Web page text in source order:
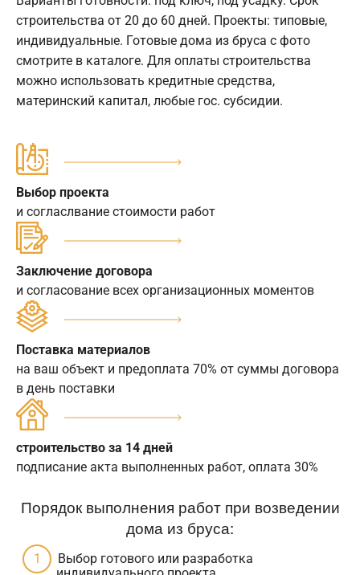
строительства от 20 до 60 дней. Проекты: типовые,
индивидуальные. Готовые дома из бруса с фото
смотрите в каталоге. Для оплаты строительства
можно использовать кредитные средства,
материнский капитал, любые гос. субсидии.
Выбор проекта
и согласлвание стоимости работ
Заключение договора
и согласование всех организационных моментов
Поставка материалов
на ваш объект и предоплата 70% от суммы договора
в день поставки
строительство за 14 дней
подписание акта выполненных работ, оплата 30%
Порядок выполнения работ при возведении
дома из бруса:
Выбор готового или разработка